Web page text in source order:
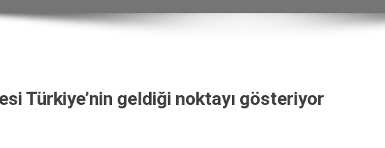
Türkiye’nin geldiği noktayı gösteriyor